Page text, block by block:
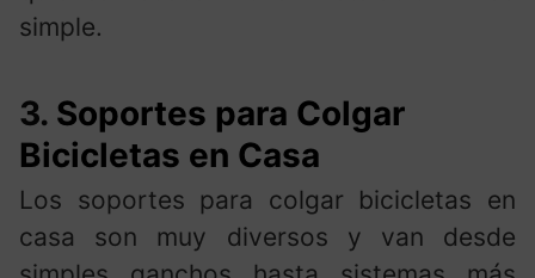
simple.
3. Soportes para Colgar
Bicicletas en Casa
Los soportes para colgar bicicletas en
casa son muy diversos y van desde